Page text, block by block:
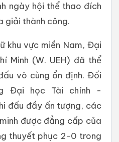
ngày hội thể thao đích
giải thành công.
khu vực miền Nam, Đại
Minh (W. UEH) đã thể
vô cùng ổn định. Đối
Đại học Tài chính -
đấu đầy ấn tượng, các
được đẳng cấp của
thuyết phục 2-0 trong